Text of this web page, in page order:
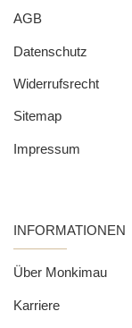
AGB
Datenschutz
Widerrufsrecht
Sitemap
Impressum
INFORMATIONEN
Über Monkimau
Karriere